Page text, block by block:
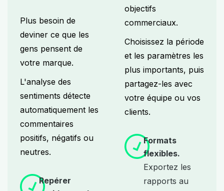
Plus besoin de
deviner ce que les
gens pensent de
votre marque.
L'analyse des
sentiments détecte
automatiquement les
commentaires
positifs, négatifs ou
neutres.
Repérer
objectifs
commerciaux.
Choisissez la période
et les paramètres les
plus importants, puis
partagez-les avec
votre équipe ou vos
clients.
Formats
flexibles.
Exportez les
rapports au